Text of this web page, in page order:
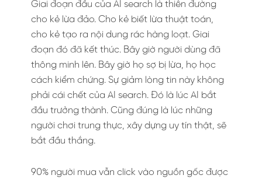
Giai đoạn đầu của AI search là thiên đường
cho kẻ lừa đảo. Cho kẻ biết lừa thuật toán,
cho kẻ tạo ra nội dung rác hàng loạt. Giai
đoạn đó đã kết thúc. Bây giờ người dùng đã
thông minh lên. Bây giờ họ sợ bị lừa, họ học
cách kiểm chứng. Sự giảm lòng tin này không
phải cái chết của AI search. Đó là lúc AI bắt
đầu trưởng thành. Cũng đúng là lúc những
người chơi trung thực, xây dựng uy tín thật, sẽ
bắt đầu thắng.
90% người mua vẫn click vào nguồn gốc được